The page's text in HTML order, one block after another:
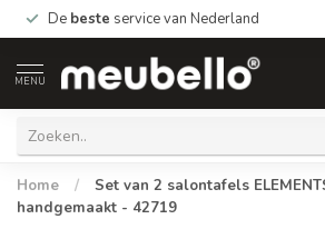
De beste service van Nederland
MENU
Home /
Set van 2 salontafels
handgemaakt - 42719